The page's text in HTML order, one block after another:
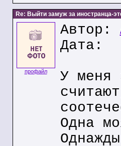
Re: Выйти замуж за иностранца-
профайл
Автор:
Дата:
У меня
Одна